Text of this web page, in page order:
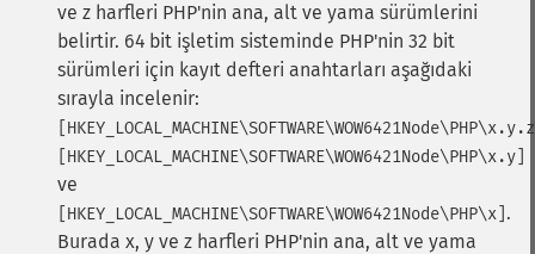
ve z harfleri PHP'nin ana, alt ve yama sürümlerini
belirtir. 64 bit işletim sisteminde PHP'nin 32 bit
sürümleri için kayıt defteri anahtarları aşağıdaki
sırayla incelenir:
[HKEY_LOCAL_MACHINE\SOFTWARE\WOW6421Node\PHP\x.y]
ve
[HKEY_LOCAL_MACHINE\SOFTWARE\WOW6421Node\PHP\x] .
Burada x, y ve z harfleri PHP'nin ana, alt ve yama